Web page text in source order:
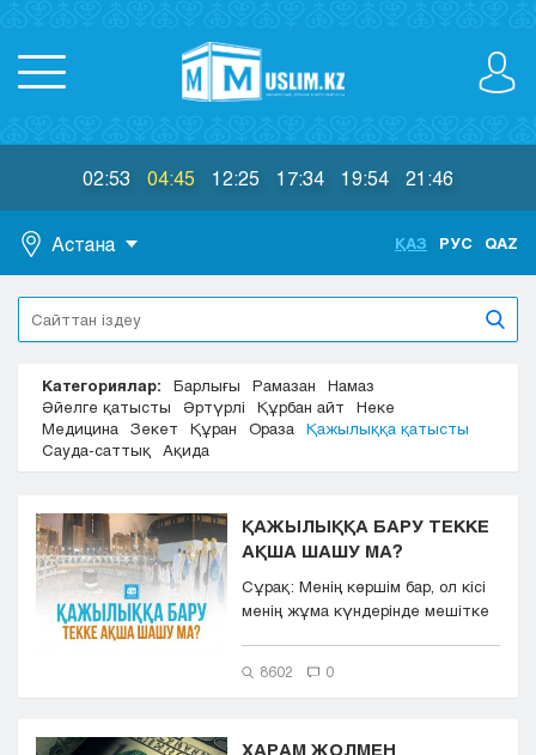
02:53 04:45 12:25 17:34 19:54 21:46
Астана
Астана
Алматы
Актобе
Атырау
Жезказган
Караганда
Костанай
Кызылорда
Павлодар
Петропавловск
Семей
Тараз
ҚАЗ РУС QAZ
Категориялар: Барлығы Рамазан
Намаз
Әйелге қатысты
Әртүрлі Құрбан айт
Неке
Медицина
Зекет Құран Ораза
Қажылыққа қатысты
Сауда-саттық
Ақида
ҚАЖЫЛЫҚҚА БАРУ ТЕККЕ
АҚША ШАШУ МА?
Сұрақ: Менің көршім бар, ол кісі
менің жұма күндерінде мешітке
8602 0
ХАРАМ ЖОЛМЕН